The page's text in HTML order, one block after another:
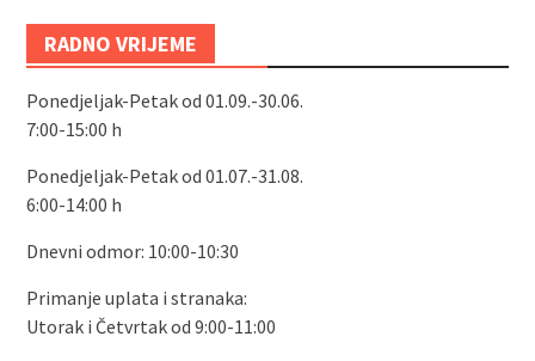
RADNO VRIJEME
Ponedjeljak-Petak od 01.09.-30.06.
7:00-15:00 h
Ponedjeljak-Petak od 01.07.-31.08.
6:00-14:00 h
Dnevni odmor: 10:00-10:30
Primanje uplata i stranaka:
Utorak i Četvrtak od 9:00-11:00